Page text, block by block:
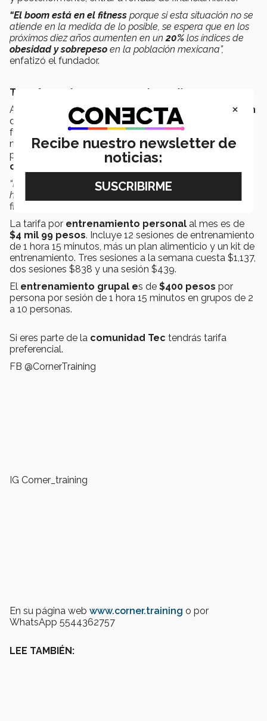
“El boom está en el fitness porque si esta situación no se
atiende en la medida de lo posible, se espera que en los
próximos diez años aumenten en un 20% los índices de
obesidad y sobrepeso en la población mexicana”,
enfatizó el fundador.
Transforma tu cuerpo en solo 90 días
Actualmente cuentan con unreto de transformación
de 90 días en el que trabajan acondicionamiento físico,
fuerza, resistencia así como entrenamientos
multidisciplinarios, acompañados de un entrenador
personal que te lleva de la manohasta lograr tu
objetivo.
“El beneficio más grande que adquieres son los buenos
hábitos a futuro tanto alimenticios como deportivos”,
finalizó Carlos.
La tarifa por entrenamiento personal al mes es de
$4 mil 99 pesos. Incluye 12 sesiones de entrenamiento
de 1 hora 15 minutos, más un plan alimenticio y un kit de
entrenamiento. Tres sesiones a la semana cuesta $1,137,
dos sesiones $838 y una sesión $439.
El entrenamiento grupal es de $400 pesos por
persona por sesión de 1 hora 15 minutos en grupos de 2
a 10 personas.
Si eres parte de la comunidad Tec tendrás tarifa
preferencial.
FB @CornerTraining
IG Corner_training
En su página web www.corner.training o por
WhatsApp 5544362757
LEE TAMBIÉN:
×
Recibe nuestro newsletter de
noticias: